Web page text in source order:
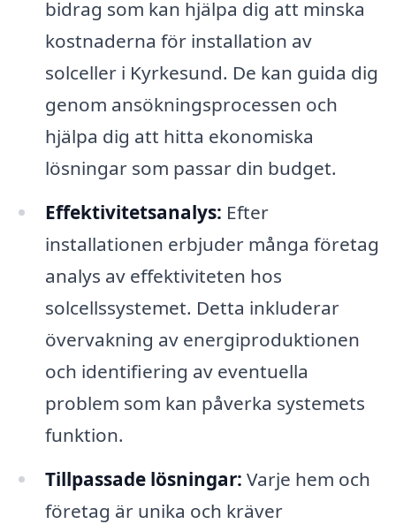
bidrag som kan hjälpa dig att minska
kostnaderna för installation av
solceller i Kyrkesund. De kan guida dig
genom ansökningsprocessen och
hjälpa dig att hitta ekonomiska
lösningar som passar din budget.
Effektivitetsanalys: Efter
installationen erbjuder många företag
analys av effektiviteten hos
solcellssystemet. Detta inkluderar
övervakning av energiproduktionen
och identifiering av eventuella
problem som kan påverka systemets
funktion.
Tillpassade lösningar: Varje hem och
företag är unika och kräver